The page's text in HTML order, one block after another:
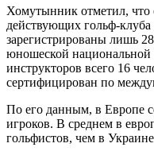
Хомутынник отметил, что
действующих гольф-
зарегистрированы лишь
юношеской национальной
инструкторов всего 16
сертифицирован по
По его данным, в Европе
игроков. В среднем в
гольфистов, чем в